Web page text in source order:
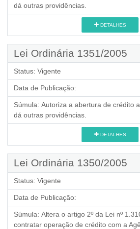
dá outras providências.
DETALHES
Lei Ordinária 1351/2005
Status: Vigente
Data de Publicação:
Súmula: Autoriza a abertura de crédito
dá outras providências.
DETALHES
Lei Ordinária 1350/2005
Status: Vigente
Data de Publicação:
Súmula: Altera o artigo 2º da Lei nº
contratar operação de crédito com a